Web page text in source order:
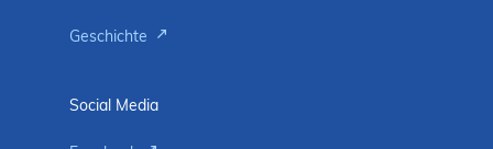
Geschichte
Social Media